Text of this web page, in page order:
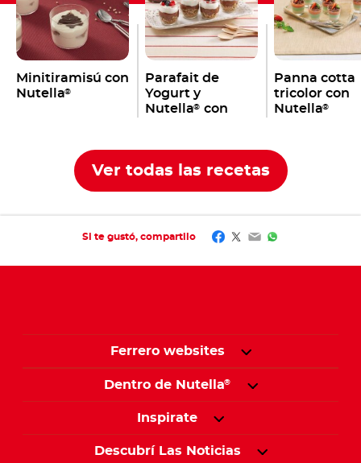
Minitiramisú con
Nutella®
Parafait de
Yogurt y
Nutella® con
Panna cotta
tricolor con
Nutella®
Ver todas las recetas
Si te gustó, compartilo Facebook
Twitter
EmailWhatsApp
Ferrero websites
Dentro de Nutella®
Inspirate
Descubrí Las Noticias